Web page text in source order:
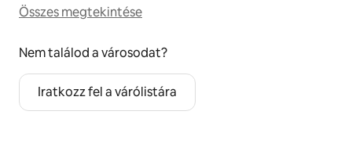
Összes megtekintése
Nem találod a városodat?
Iratkozz fel a várólistára